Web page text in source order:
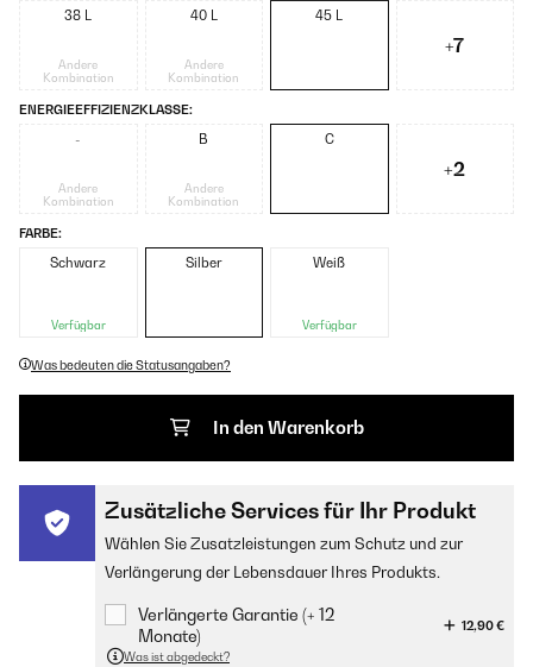
38 L
Andere
Kombination
40 L
Andere
Kombination
45 L
+7
ENERGIEEFFIZIENZKLASSE:
-
Andere
Kombination
B
Andere
Kombination
C
+2
FARBE:
Schwarz
Verfügbar
Silber Weiß
Verfügbar
Was bedeuten die Statusangaben?
In den Warenkorb
Zusätzliche Services für Ihr Produkt
Wählen Sie Zusatzleistungen zum Schutz und zur
Verlängerung der Lebensdauer Ihres Produkts.
Verlängerte Garantie (+ 12
Monate)
12,90 €
Was ist abgedeckt?